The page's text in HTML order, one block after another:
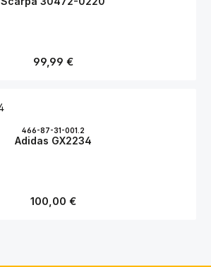
Regulärer Preis:
99,99 €
466-87-31-001.2
Adidas GX2234
Regulärer Preis:
100,00 €